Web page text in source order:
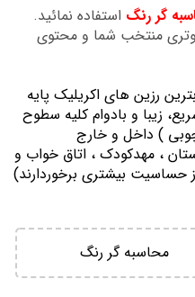
گر رنگ استفاده نمائید.
منتخب شما و محتوی
رزين هاي اكريليك پايه
زیبا و بادوام کلیه سطوح
) داخل و خارج
، مهدكودك ، اتاق خواب و
حساسيت بيشتري برخوردارند)
محاسبه گر رنگ